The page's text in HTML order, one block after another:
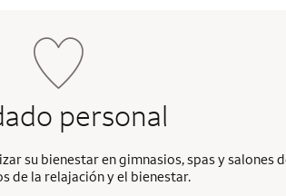
personal
su bienestar en gimnasios, spas y salones
de la relajación y el bienestar.